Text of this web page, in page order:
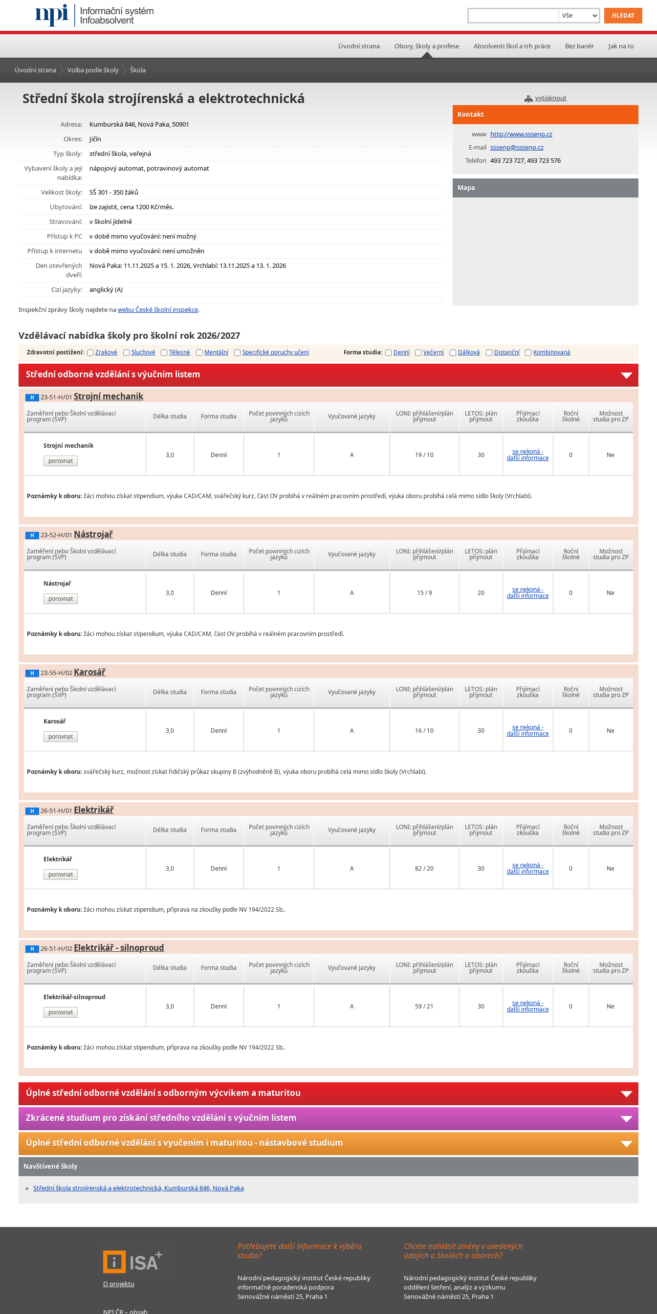
Úvodní strana Obory, školy a profese Absolventi škol a trh práce Bez bariér Jak na to
Úvodní strana Volba podle školy Škola
vytisknout
Střední škola strojírenská a elektrotechnická
Adresa:
Kumburská 846, Nová Paka, 50901
Okres:
Jičín
Typ školy:
střední škola, veřejná
Vybavení školy a její
nabídka:
nápojový automat, potravinový automat
Velikost školy:
SŠ 301 - 350 žáků
Ubytování:
lze zajistit, cena 1200 Kč/měs.
Stravování:
v školní jídelně
Přístup k PC
v době mimo vyučování: není možný
Přístup k internetu
v době mimo vyučování: není umožněn
Den otevřených
dveří:
Nová Paka: 11.11.2025 a 15. 1. 2026, Vrchlabí: 13.11.2025 a 13. 1. 2026
Cizí jazyky: anglický (A)
Inspekční zprávy školy najdete nawebu České školní inspekce.
Kontakt
www http://www.sssenp.cz
E-mail sssenp@sssenp.cz
Telefon 493 723 727, 493 723 576
Mapa
Vzdělávací nabídka školy pro školní rok 2026/2027
Zdravotní postižení: Zrakové Sluchové Tělesné Mentální Specifické poruchy učení Forma studia: Denní Večerní Dálková Distanční Kombinovaná
Střední odborné vzdělání s výučním listem
H 23-51-H/01 Strojní mechanik
Zaměření nebo Školní vzdělávací
program (ŠVP)
Strojní mechanik
porovnat
Délka studia Forma studia Počet povinných cizích
jazyků Vyučované jazyky
3,0 Denní 1 A
LONI: přihlášení/plán
přijmout
LETOS: plán
přijmout
Přijímací
zkouška
Roční
školné
Možnost
studia pro ZP
19 / 10 30 se nekoná -
další informace 0 Ne
Poznámky k oboru:žáci mohou získat stipendium, výuka CAD/CAM, svářečský kurz, část OV probíhá v reálném pracovním prostředí, výuka oboru probíhá celá mimo sídlo školy (Vrchlabí).
H 23-52-H/01 Nástrojař
Zaměření nebo Školní vzdělávací
program (ŠVP)
Nástrojař
porovnat
Délka studia Forma studia Počet povinných cizích
jazyků Vyučované jazyky
3,0 Denní 1 A
LONI: přihlášení/plán
přijmout
LETOS: plán
přijmout
Přijímací
zkouška
Roční
školné
Možnost
studia pro ZP
15 / 9 20 se nekoná -
další informace 0 Ne
Poznámky k oboru:žáci mohou získat stipendium, výuka CAD/CAM, část OV probíhá v reálném pracovním prostředí.
H 23-55-H/02 Karosář
Zaměření nebo Školní vzdělávací
program (ŠVP)
Karosář
porovnat
Délka studia Forma studia Počet povinných cizích
jazyků Vyučované jazyky
3,0 Denní 1 A
LONI: přihlášení/plán
přijmout
LETOS: plán
přijmout
Přijímací
zkouška
Roční
školné
Možnost
studia pro ZP
16 / 10 30 se nekoná -
další informace 0 Ne
Poznámky k oboru:svářečský kurz, možnost získat řidičský průkaz skupiny B (zvýhodněně B), výuka oboru probíhá celá mimo sídlo školy (Vrchlabí).
H 26-51-H/01 Elektrikář
Zaměření nebo Školní vzdělávací
program (ŠVP)
Elektrikář
porovnat
Délka studia Forma studia Počet povinných cizích
jazyků Vyučované jazyky
3,0 Denní 1 A
LONI: přihlášení/plán
přijmout
LETOS: plán
přijmout
Přijímací
zkouška
Roční
školné
Možnost
studia pro ZP
82 / 20 30 se nekoná -
další informace 0 Ne
Poznámky k oboru:žáci mohou získat stipendium, příprava na zkoušky podle NV 194/2022 Sb..
H 26-51-H/02 Elektrikář - silnoproud
Zaměření nebo Školní vzdělávací
program (ŠVP)
Elektrikář-silnoproud
porovnat
Délka studia Forma studia Počet povinných cizích
jazyků Vyučované jazyky
3,0 Denní 1 A
LONI: přihlášení/plán
přijmout
LETOS: plán
přijmout
Přijímací
zkouška
Roční
školné
Možnost
studia pro ZP
59 / 21 30 se nekoná -
další informace 0 Ne
Poznámky k oboru:žáci mohou získat stipendium, příprava na zkoušky podle NV 194/2022 Sb..
Úplné střední odborné vzdělání s odborným výcvikem a maturitou
Zkrácené studium pro získání středního vzdělání s výučním listem
Úplné střední odborné vzdělání s vyučením i maturitou - nástavbové studium
Navštívené školy
Střední škola strojírenská a elektrotechnická, Kumburská 846, Nová Paka
O projektu
NPI ČR – obsah
Potřebujete další informace k výběru
studia?
Národní pedagogický institut České republiky
informačně poradenská podpora
Senovážné náměstí 25, Praha 1
Chcete nahlásit změny v uvedených
údajích o školách a oborech?
Národní pedagogický institut České republiky
oddělení šetření, analýz a výzkumu
Senovážné náměstí 25, Praha 1